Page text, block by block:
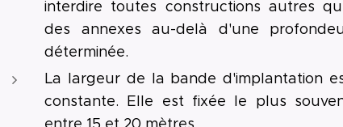
interdire toutes constructions autres
des annexes au-delà d'une
déterminée.
La largeur de la bande d'implantation
constante. Elle est fixée le plus